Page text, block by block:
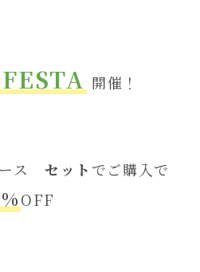
開催！
ス セット でご購入で
%OFF